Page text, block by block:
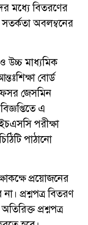
মধ্যে বিতরণের
সতর্কতা অবলম্বনের
উচ্চ মাধ্যমিক
বোর্ড
জেসমিন
এ
পরীক্ষা
পাঠানো
প্রয়োজনের
প্রশ্নপত্র বিতরণ
প্রশ্নপত্র